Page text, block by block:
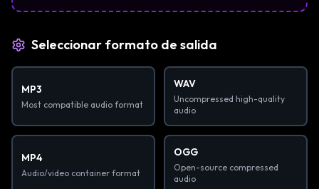
Seleccionar formato de salida
MP3
Most compatible audio format
WAV
Uncompressed high-quality
audio
MP4
Audio/video container format
OGG
Open-source compressed
audio